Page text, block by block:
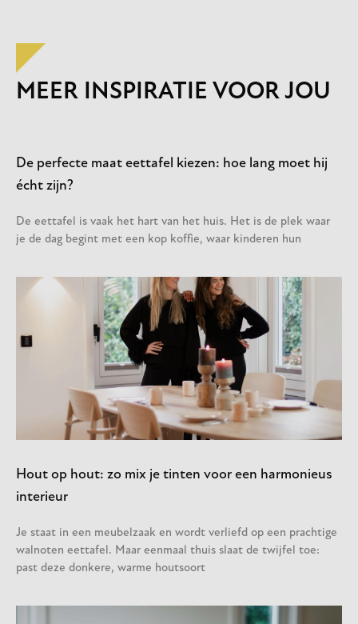
MEER INSPIRATIE VOOR JOU
De perfecte maat eettafel kiezen: hoe lang moet hij
écht zijn?
De eettafel is vaak het hart van het huis. Het is de plek waar
je de dag begint met een kop koffie, waar kinderen hun
Hout op hout: zo mix je tinten voor een harmonieus
interieur
Je staat in een meubelzaak en wordt verliefd op een prachtige
walnoten eettafel. Maar eenmaal thuis slaat de twijfel toe:
past deze donkere, warme houtsoort